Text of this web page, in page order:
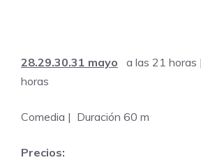
28.29.30.31 mayo a las 21 horas
horas
Comedia | Duración 60 m
Precios: